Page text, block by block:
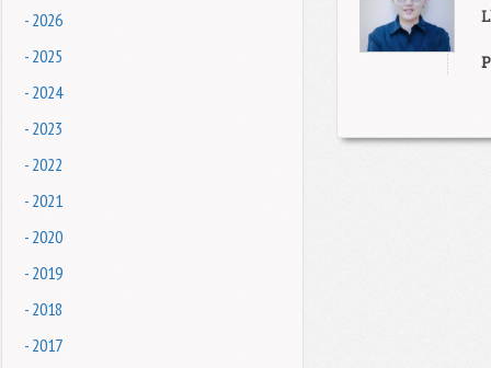
- 2026
- 2025
- 2024
- 2023
- 2022
- 2021
- 2020
- 2019
- 2018
- 2017